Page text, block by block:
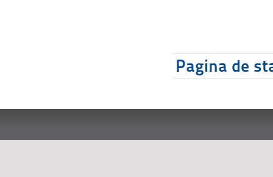
Pagina de